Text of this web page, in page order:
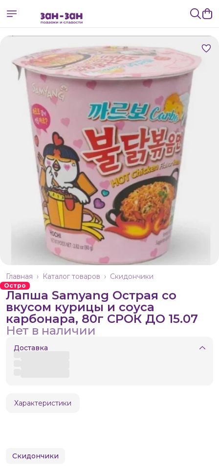
Скидончики
Каталог товаров ›
Главная ›
Остро
Лапша Samyang Острая со
вкусом курицы и соуса
карбонара, 80г СРОК ДО 15.07
Нет в наличии
Доставка
Характеристики
Скидончики